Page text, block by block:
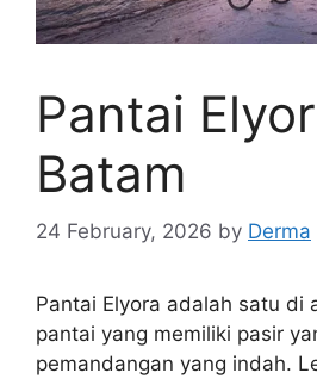
Pantai
Batam
24 February, 2026 by Derma
Pantai Elyora adalah satu di
pantai yang memiliki pasir
pemandangan yang indah.